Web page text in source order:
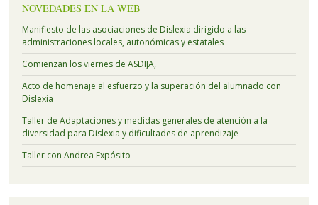
NOVEDADES EN LA WEB
Manifiesto de las asociaciones de Dislexia dirigido a las
administraciones locales, autonómicas y estatales
Comienzan los viernes de ASDIJA,
Acto de homenaje al esfuerzo y la superación del alumnado con
Dislexia
Taller de Adaptaciones y medidas generales de atención a la
diversidad para Dislexia y dificultades de aprendizaje
Taller con Andrea Expósito